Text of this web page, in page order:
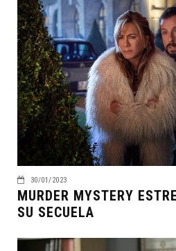
30/01/2023
MURDER MYSTERY
SU SECUELA